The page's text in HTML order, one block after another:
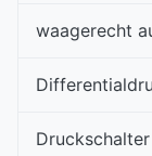
waagerecht
Druckschalter